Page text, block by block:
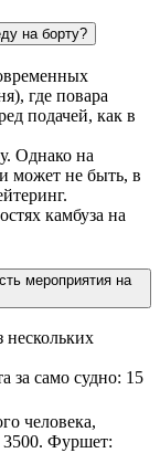
на борту?
где повара
подачей, как в
Однако на
может не быть, в
камбуза на
мероприятия на
нескольких
за само судно: 15
человека,
3500. Фуршет: